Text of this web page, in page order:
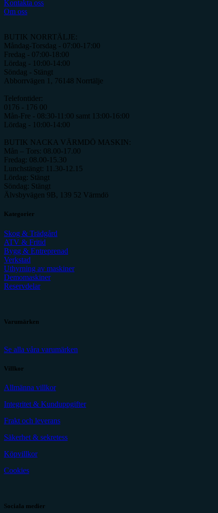
Kontakta oss
Om oss
BUTIK NORRTÄLJE:
Måndag-Torsdag - 07:00-17:00
Fredag - 07:00-18:00
Lördag - 10:00-14:00
Söndag - Stängt
Abborrvägen 1, 76148 Norrtälje
Telefontider:
0176 - 176 00
Mån-Fre - 08:30-11:00 samt 13:00-16:00
Lördag - 10:00-14:00
BUTIK NACKA VÄRMDÖ MASKIN:
Mån – Tors: 08.00-17.00
Fredag: 08.00-15.30
Lunchstängt: 11.30-12.15
Lördag: Stängt
Söndag: Stängt
Älvsbyvägen 9B, 139 52 Värmdö
Kategorier
Skog & Trädgård
ATV & Fritid
Bygg & Entreprenad
Verkstad
Uthyrning av maskiner
Demomaskiner
Reservdelar
Varumärken
Se alla våra varumärken
Villkor
Allmänna villkor
Integritet & Kunduppgifter
Frakt och leverans
Säkerhet & sekretess
Köpvillkor
Cookies
Sociala medier